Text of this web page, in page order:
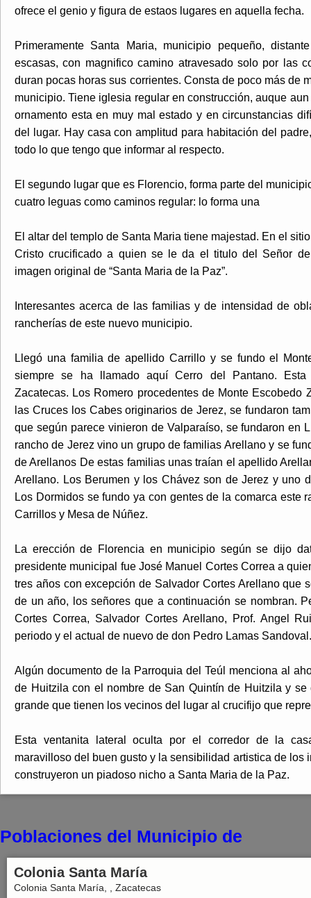
ofrece el genio y figura de estaos lugares en aquella fecha.
Primeramente Santa Maria, municipio pequeño,
escasas, con magnifico camino atravesado solo por las
duran pocas horas sus corrientes. Consta de poco más de
municipio. Tiene iglesia regular en construcción, auque
ornamento esta en muy mal estado y en circunstancias
del lugar. Hay casa con amplitud para habitación del
todo lo que tengo que informar al respecto.
El segundo lugar que es Florencio, forma parte del
cuatro leguas como caminos regular: lo forma una
El altar del templo de Santa Maria tiene majestad. En el
Cristo crucificado a quien se le da el titulo del Señor
imagen original de “Santa Maria de la Paz”.
Interesantes acerca de las familias y de intensidad de
rancherías de este nuevo municipio.
Llegó una familia de apellido Carrillo y se fundo el
siempre se ha llamado aquí Cerro del Pantano. Esta
Zacatecas. Los Romero procedentes de Monte Escobedo
las Cruces los Cabes originarios de Jerez, se fundaron
que según parece vinieron de Valparaíso, se fundaron en
rancho de Jerez vino un grupo de familias Arellano y se
de Arellanos De estas familias unas traían el apellido
Arellano. Los Berumen y los Chávez son de Jerez y uno
Los Dormidos se fundo ya con gentes de la comarca este
Carrillos y Mesa de Núñez.
La erección de Florencia en municipio según se dijo
presidente municipal fue José Manuel Cortes Correa a
tres años con excepción de Salvador Cortes Arellano que
de un año, los señores que a continuación se nombran.
Cortes Correa, Salvador Cortes Arellano, Prof. Angel
periodo y el actual de nuevo de don Pedro Lamas Sandoval.
Algún documento de la Parroquia del Teúl menciona al
de Huitzila con el nombre de San Quintín de Huitzila y
grande que tienen los vecinos del lugar al crucifijo que
Esta ventanita lateral oculta por el corredor de la
maravilloso del buen gusto y la sensibilidad artistica de los
construyeron un piadoso nicho a Santa Maria de la Paz.
Poblaciones del Municipio de
Colonia Santa María
Colonia Santa María, , Zacatecas